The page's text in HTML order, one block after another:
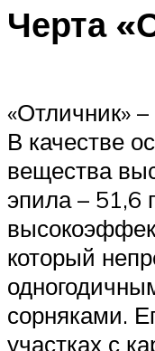
Черта
«Отличник» –
В качестве
вещества
эпила – 51,6
который
сорняками.
участках с